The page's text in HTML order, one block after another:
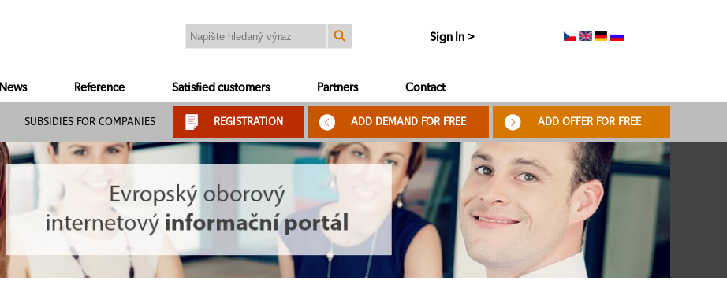
Sign In >
News Reference Satisfied customers Partners Contact
SUBSIDIES FOR COMPANIES REGISTRATION ADD DEMAND FOR FREE ADD OFFER FOR FREE